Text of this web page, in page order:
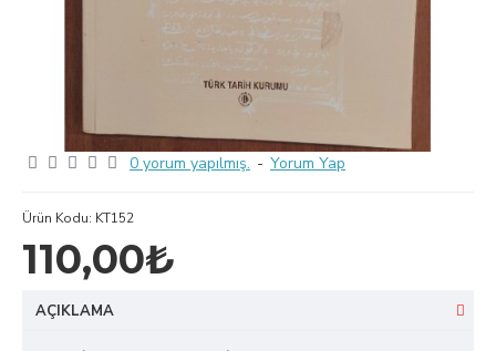
0 yorum yapılmış. - Yorum Yap
110,00₺
Ürün Kodu: KT152
AÇIKLAMA